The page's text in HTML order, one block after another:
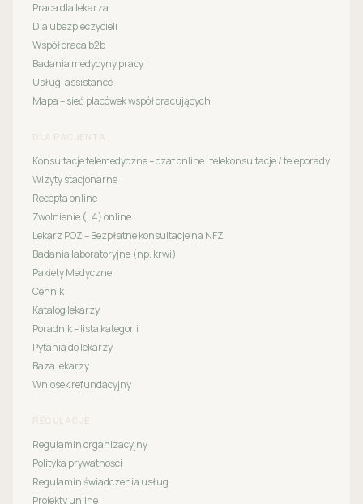
Praca dla lekarza
Dla ubezpieczycieli
Współpraca b2b
Badania medycyny pracy
Usługi assistance
Mapa – sieć placówek współpracujących
DLA PACJENTA
Konsultacje telemedyczne – czat online i telekonsultacje / teleporady
Wizyty stacjonarne
Recepta online
Zwolnienie (L4) online
Lekarz POZ – Bezpłatne konsultacje na NFZ
Badania laboratoryjne (np. krwi)
Pakiety Medyczne
Cennik
Katalog lekarzy
Poradnik – lista kategorii
Pytania do lekarzy
Baza lekarzy
Wniosek refundacyjny
REGULACJE
Regulamin organizacyjny
Polityka prywatności
Regulamin świadczenia usług
Projekty unijne